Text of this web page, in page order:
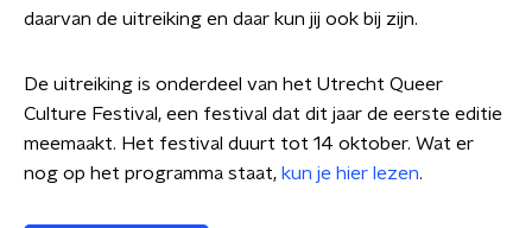
daarvan de uitreiking en daar kun jij ook bij zijn.
De uitreiking is onderdeel van het Utrecht Queer
Culture Festival, een festival dat dit jaar de eerste editie
meemaakt. Het festival duurt tot 14 oktober. Wat er
nog op het programma staat, kun je hier lezen.